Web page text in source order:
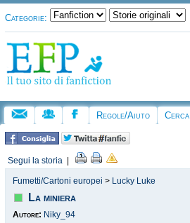
Categorie:
Regole/Aiuto Cerca
Segui la storia
Fumetti/Cartoni europei > Lucky Luke
La miniera
Autore: Niky_94